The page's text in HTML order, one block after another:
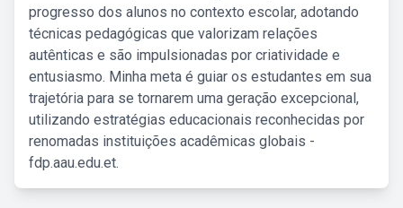
progresso dos alunos no contexto escolar, adotando
técnicas pedagógicas que valorizam relações
autênticas e são impulsionadas por criatividade e
entusiasmo. Minha meta é guiar os estudantes em sua
trajetória para se tornarem uma geração excepcional,
utilizando estratégias educacionais reconhecidas por
renomadas instituições acadêmicas globais -
fdp.aau.edu.et.